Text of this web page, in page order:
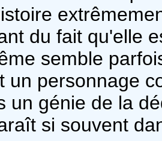
du fait qu'elle
semble
un personnage
un génie de la
si souvent